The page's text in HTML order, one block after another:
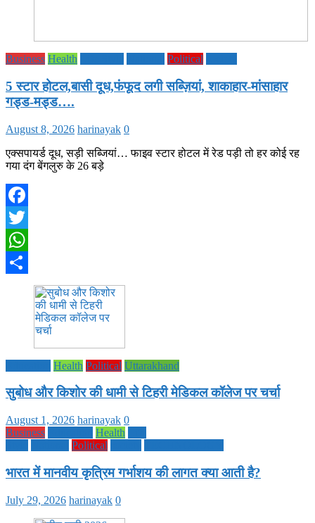
Business Health Political
5 स्टार होटल,बासी दूध,फंफूद लगी सब्ज़ियां, शाकाहार-मांसाहार
गड्ड-मड्ड….
August 8, 2026 harinayak 0
एक्सपायर्ड दूध, सड़ी सब्जियां… फाइव स्टार होटल में रेड पड़ी तो हर कोई रह
गया दंग बेंगलुरु के 26 बड़े
Facebook
Twitter
WhatsApp
Health Political Uttarakhand
सुबोध और किशोर की धामी से टिहरी मेडिकल कॉलेज पर चर्चा
August 1, 2026 harinayak 0
Business
Health
Political
भारत में मानवीय कृत्रिम गर्भाशय की लागत क्या आती है?
July 29, 2026 harinayak 0